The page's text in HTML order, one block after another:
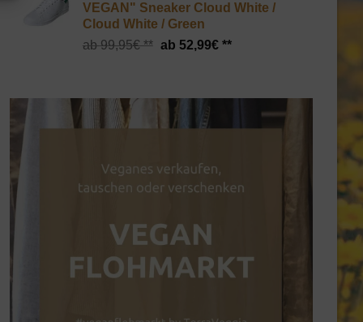
VEGAN" Sneaker Cloud White /
Cloud White / Green
99,95€
Ursprünglicher
99,95€
52,99€
Aktueller
52,99€.